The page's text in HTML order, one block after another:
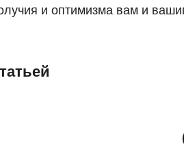
и оптимизма вам и